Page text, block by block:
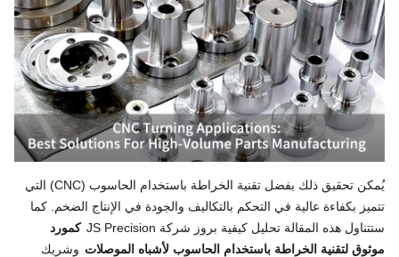
يُمكن تحقيق ذلك بفضل تقنية الخراطة باستخدام الحاسوب (CNC) التي
تتميز بكفاءة عالية في التحكم بالتكاليف والجودة في الإنتاج الضخم. كما
ستتناول هذه المقالة تحليل كيفية بروز شركة JS Precision
كمورد
موثوق لتقنية الخراطة باستخدام الحاسوب لأشباه الموصلات وشريك